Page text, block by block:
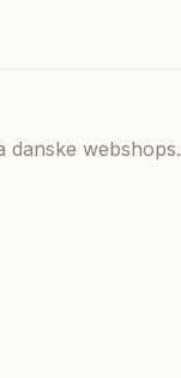
danske webshops.